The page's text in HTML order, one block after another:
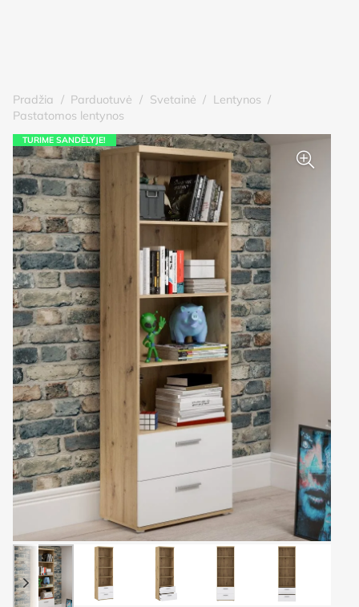
Pradžia / Parduotuvė / Svetainė / Lentynos /
Pastatomos lentynos
TURIME SANDĖLYJE!